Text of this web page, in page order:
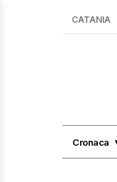
CATANIA
Cronaca